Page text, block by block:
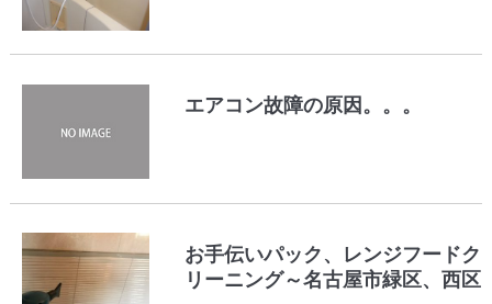
エアコン故障の原因。。。
お手伝いパック、レンジフードク
リーニング～名古屋市緑区、西区